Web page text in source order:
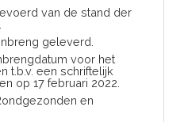
van de stand der
geleverd.
voor het
t.b.v. een schriftelijk
op 17 februari 2022.
en